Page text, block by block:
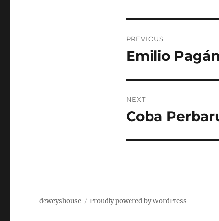
navigation
PREVIOUS
Previous
Emilio
NEXT
Next
Coba
deweyshouse Proudly powered by WordPress